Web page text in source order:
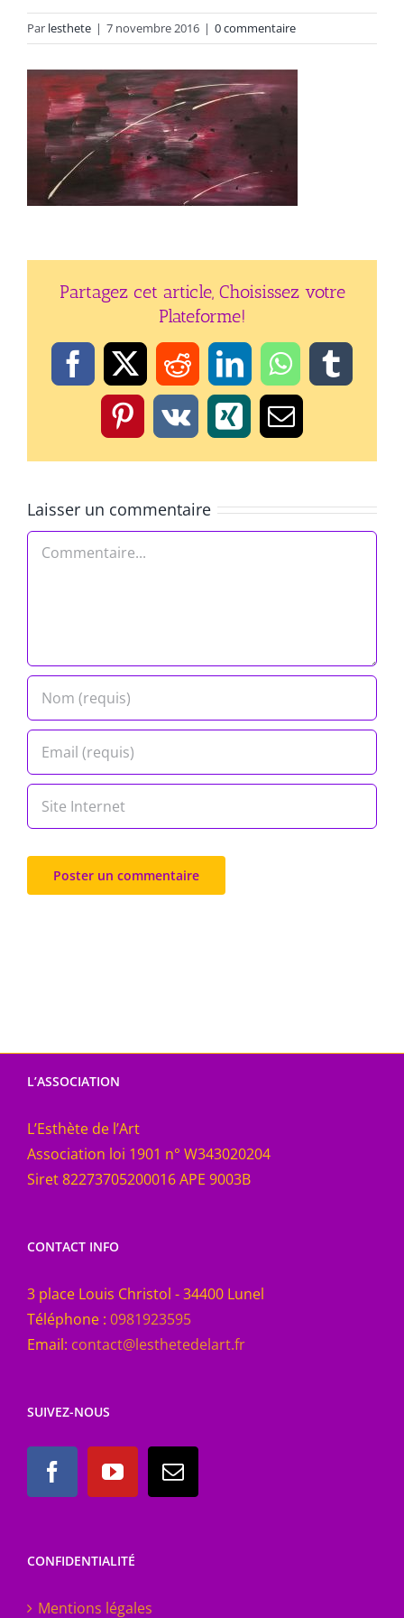
Par lesthete | 7 novembre 2016 | 0 commentaire
Partagez cet article, Choisissez votre
Plateforme!
Facebook
X RedditLinkedInWhatsApp
Pinterest
Vk XingEmail
Laisser un commentaire
Commentaire
L’ASSOCIATION
L’Esthète de l’Art
Association loi 1901 n° W343020204
Siret 82273705200016 APE 9003B
CONTACT INFO
3 place Louis Christol - 34400 Lunel
Téléphone : 0981923595
Email: contact@lesthetedelart.fr
SUIVEZ-NOUS
CONFIDENTIALITÉ
Mentions légales